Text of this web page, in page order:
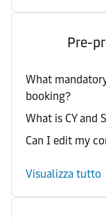
Pre-
What
booking?
What is CY and
Can I edit my
Visualizza tutto